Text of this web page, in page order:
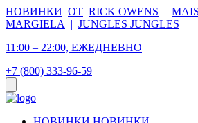
НОВИНКИ ОТ RICK OWENS |
MARGIELA
| JUNGLES JUNGLES
11:00 – 22:00, ЕЖЕДНЕВНО
+7 (800) 333-96-59